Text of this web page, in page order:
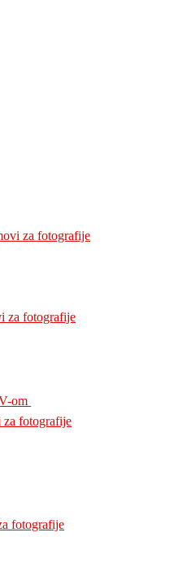
za fotografije
om